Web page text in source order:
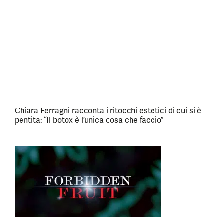
Chiara Ferragni racconta i ritocchi estetici di cui si è
pentita: “Il botox è l’unica cosa che faccio”